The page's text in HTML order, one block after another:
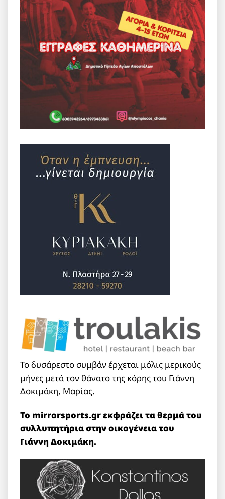
Το δυσάρεστο συμβάν έρχεται μόλις μερικούς
μήνες μετά τον θάνατο της κόρης του Γιάννη
Δοκιμάκη, Μαρίας.
Το mirrorsports.gr εκφράζει τα θερμά του
συλλυπητήρια στην οικογένεια του
Γιάννη Δοκιμάκη.